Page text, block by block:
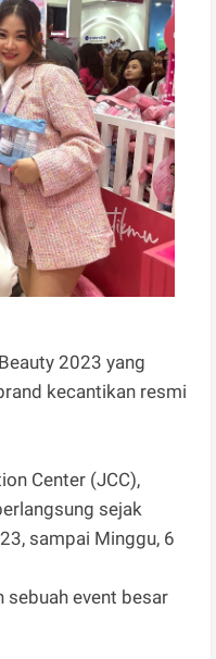
2023 yang
kecantikan resmi
Center (JCC),
sejak
sampai Minggu, 6
sebuah event besar